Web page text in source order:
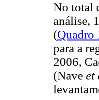
No total
análise,
(Quadro
para a
2006,
(Nave et